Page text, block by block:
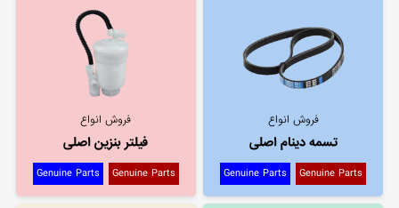
فروش انواع
تسمه دینام اصلی
Genuine Parts
Genuine Parts
فروش انواع
فیلتر بنزین اصلی
Genuine Parts
Genuine Parts